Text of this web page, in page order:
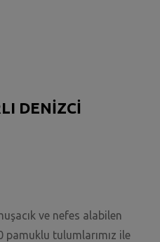
DENİZCİ
ve nefes alabilen
pamuklu tulumlarımız ile